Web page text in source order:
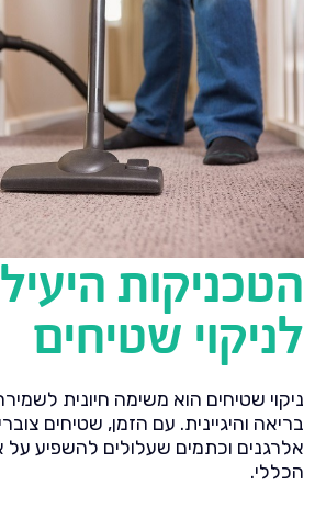
הטכניקות
לניקוי שטיחים
ניקוי שטיחים הוא משימה חיונית
בריאה והיגיינית. עם הזמן, שטיחים
אלרגנים וכתמים שעלולים להשפיע על
הכללי.